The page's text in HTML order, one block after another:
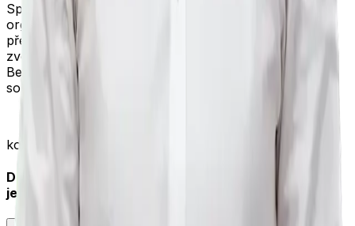
Společnost JK ESTATES s.r.o. používá technická a
organizační opatření k ochraně vašich osobních údajů
před ztrátou, zneužitím, neoprávněným přístupem či
zveřejněním.
Bezpečnostní postupy jsou pravidelně aktualizovány v
souladu s technologickým vývojem.
kontaktujte mě
Domluvte si schůzku
ještě dnes